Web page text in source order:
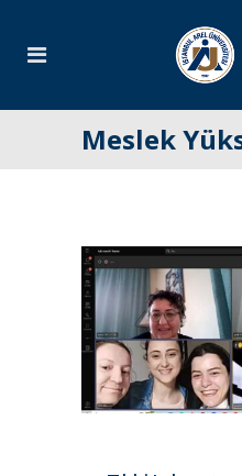
Meslek